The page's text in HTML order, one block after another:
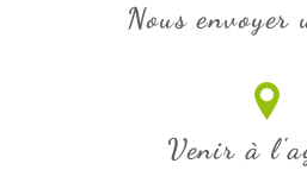
Nous envoyer
Venir à